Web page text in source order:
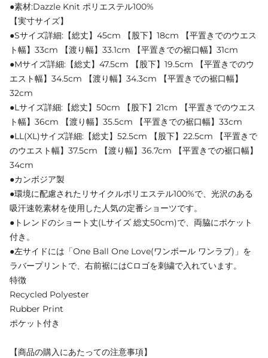
●素材:Dazzle Knit ポリエステル100%
【実寸サイズ】
●Sサイズ詳細:【総丈】45cm 【股下】18cm 【平置きでのウエス
ト幅】33cm 【渡り幅】33.1cm 【平置きでの裾口幅】31cm
●Mサイズ詳細:【総丈】47.5cm 【股下】19.5cm 【平置きでのウ
エスト幅】34.5cm 【渡り幅】34.3cm 【平置きでの裾口幅】
32cm
●Lサイズ詳細:【総丈】50cm 【股下】21cm 【平置きでのウエス
ト幅】36cm 【渡り幅】35.5cm 【平置きでの裾口幅】33cm
●LL(XL)サイズ詳細:【総丈】52.5cm 【股下】22.5cm 【平置きで
のウエスト幅】37.5cm 【渡り幅】36.7cm 【平置きでの裾口幅】
34cm
●カンボジア製
●環境に配慮されたリサイクルポリエステル100%で、光沢のある
吸汗速乾素材を使用した人気の定番ショーツです。
●トレンドのショート丈(Lサイズ 総丈50cm)で、両脇にポケット
付き。
●左サイドには「One Ball One Love(ワンボール ワンラブ)」を
ラバープリントで、右前裾にはCロゴを刺繍で入れています。
特徴
Recycled Polyester
Rubber Print
ポケット付き
【商品の購入にあたっての注意事項】